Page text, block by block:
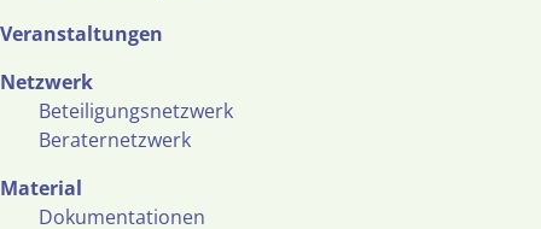
Veranstaltungen
Netzwerk
Beteiligungsnetzwerk
Beraternetzwerk
Material
Dokumentationen